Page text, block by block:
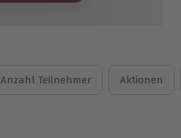
Anzahl Teilnehmer Aktionen